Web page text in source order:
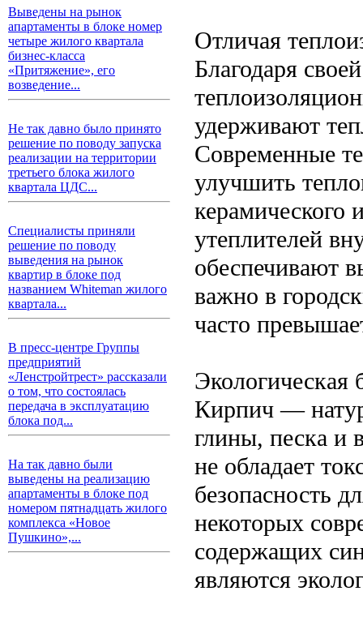
Выведены на рынок
апартаменты в блоке номер
четыре жилого квартала
бизнес-класса
«Притяжение», его
возведение...
Не так давно было принято
решение по поводу запуска
реализации на территории
третьего блока жилого
квартала ЦДС...
Специалисты приняли
решение по поводу
выведения на рынок
квартир в блоке под
названием Whiteman жилого
квартала...
В пресс-центре Группы
предприятий
«Ленстройтрест» рассказали
о том, что состоялась
передача в эксплуатацию
блока под...
На так давно были
выведены на реализацию
апартаменты в блоке под
номером пятнадцать жилого
комплекса «Новое
Пушкино»,...
Отличая
Благодаря
удерживают
Современные
улучшить
керамического
утеплителей
обеспечивают
важно в
часто
Экологическая
Кирпич —
глины, песка и
не обладает
безопасность
некоторых
содержащих
являются